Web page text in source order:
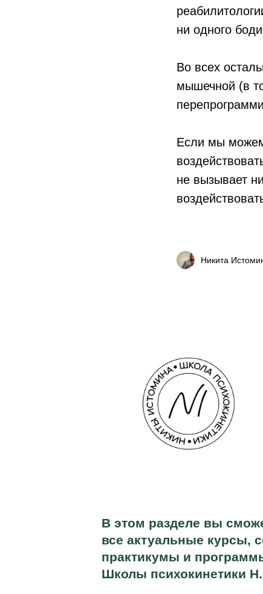
ни одного
Во всех
мышечной (в
Если мы можем
не вызывает
Никита
В этом разделе вы сможете
все актуальные курсы,
практикумы и программы
Школы психокинетики Н.Ю.